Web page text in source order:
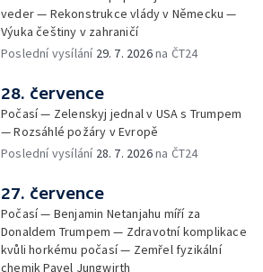
veder — Rekonstrukce vlády v Německu —
Výuka češtiny v zahraničí
Poslední vysílání 29. 7. 2026na ČT24
28. července
Počasí — Zelenskyj jednal v USA s Trumpem
— Rozsáhlé požáry v Evropě
Poslední vysílání 28. 7. 2026na ČT24
27. července
Počasí — Benjamin Netanjahu míří za
Donaldem Trumpem — Zdravotní komplikace
kvůli horkému počasí — Zemřel fyzikální
chemik Pavel Jungwirth